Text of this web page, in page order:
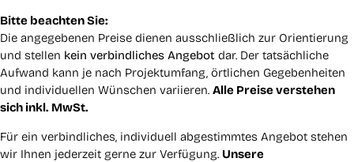
Bitte beachten Sie:
Die angegebenen Preise dienen ausschließlich zur Orientierung
und stellen kein verbindliches Angebot dar. Der tatsächliche
Aufwand kann je nach Projektumfang, örtlichen Gegebenheiten
und individuellen Wünschen variieren. Alle Preise verstehen
sich inkl. MwSt.
Für ein verbindliches, individuell abgestimmtes Angebot stehen
wir Ihnen jederzeit gerne zur Verfügung. Unsere